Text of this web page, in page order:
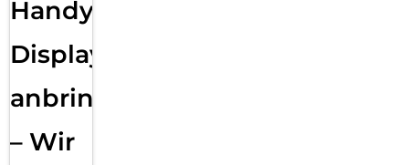
Handy
Displayfolie
anbringen
– Wir